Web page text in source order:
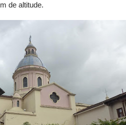
de altitude.